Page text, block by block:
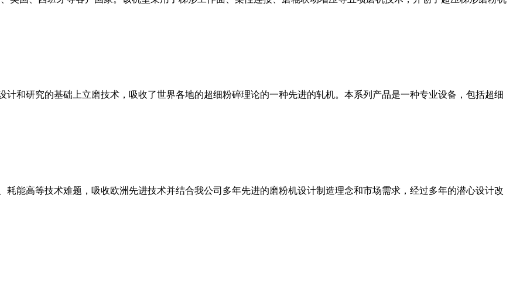
和研究的基础上立磨技术，吸收了世界各地的超细粉碎理论的一种先进的轧机。本系列产品是一种专业设备，包括超细
能高等技术难题，吸收欧洲先进技术并结合我公司多年先进的磨粉机设计制造理念和市场需求，经过多年的潜心设计改